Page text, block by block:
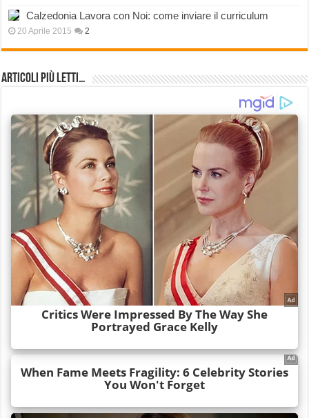
Calzedonia Lavora con Noi: come inviare il curriculum
20 Aprile 2015 2
Articoli più Letti…